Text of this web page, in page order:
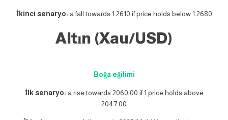
İkinci senaryo: a fall towards 1.2610 if price holds below 1.2680
Altın (Xau/USD)
Boğa eğilimi
İlk senaryo: a rise towards 2060.00 if 1 price holds above
2047.00